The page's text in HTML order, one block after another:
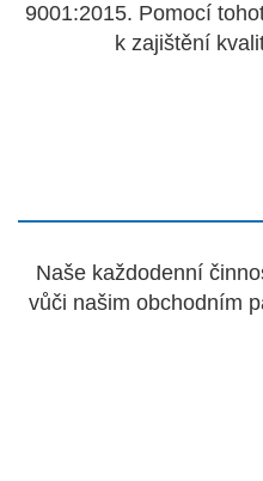
9001:2015. Pomocí
k zajištění
Naše každodenní
vůči našim obchodním